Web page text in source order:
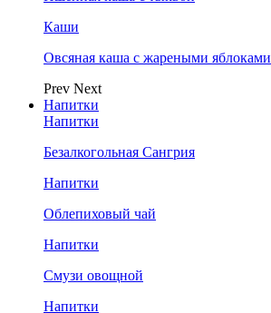
Каши
Овсяная каша с жареными яблоками
Prev Next
Напитки
Напитки
Безалкогольная Сангрия
Напитки
Облепиховый чай
Напитки
Смузи овощной
Напитки